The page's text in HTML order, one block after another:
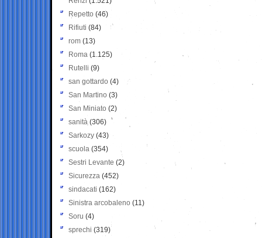
Repetto (46)
Rifiuti (84)
rom (13)
Roma (1.125)
Rutelli (9)
san gottardo (4)
San Martino (3)
San Miniato (2)
sanità (306)
Sarkozy (43)
scuola (354)
Sestri Levante (2)
Sicurezza (452)
sindacati (162)
Sinistra arcobaleno (11)
Soru (4)
sprechi (319)